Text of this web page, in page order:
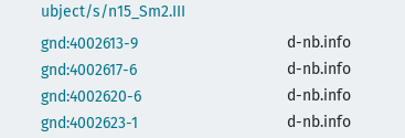
ubject/s/n15_Sm2.III
gnd:4002613-9
d-nb.info
gnd:4002617-6
d-nb.info
gnd:4002620-6
d-nb.info
gnd:4002623-1
d-nb.info